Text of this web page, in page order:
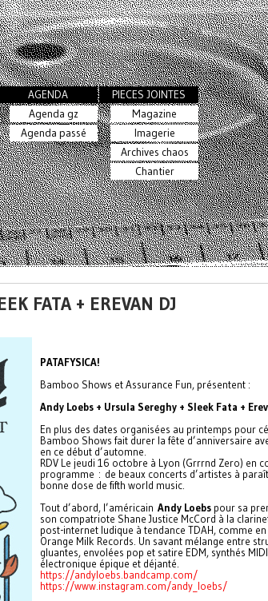
AGENDA
Agenda gz
Agenda passé
PIECES JOINTES
Magazine
Imagerie
Archives chaos
Chantier
FATA + EREVAN DJ
PATAFYSICA!
Bamboo Shows et Assurance Fun, présentent :
Andy Loebs + Ursula Sereghy + Sleek Fata +
En plus des dates organisées au printemps pour
Bamboo Shows fait durer la fête d’anniversaire
en ce début d’automne.
RDV Le jeudi 16 octobre à Lyon (Grrrnd Zero) en
programme : de beaux concerts d’artistes à
bonne dose de fifth world music.
Tout d’abord, l’américain Andy Loebs pour sa
son compatriote Shane Justice McCord à la
post-internet ludique à tendance TDAH, comme
Orange Milk Records. Un savant mélange entre
gluantes, envolées pop et satire EDM, synthés
électronique épique et déjanté.
https://andyloebs.bandcamp.com/
https://www.instagram.com/andy_loebs/